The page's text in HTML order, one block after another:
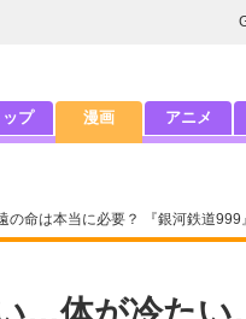
ップ 漫画 アニメ
命は本当に必要？ 『銀河鉄道999